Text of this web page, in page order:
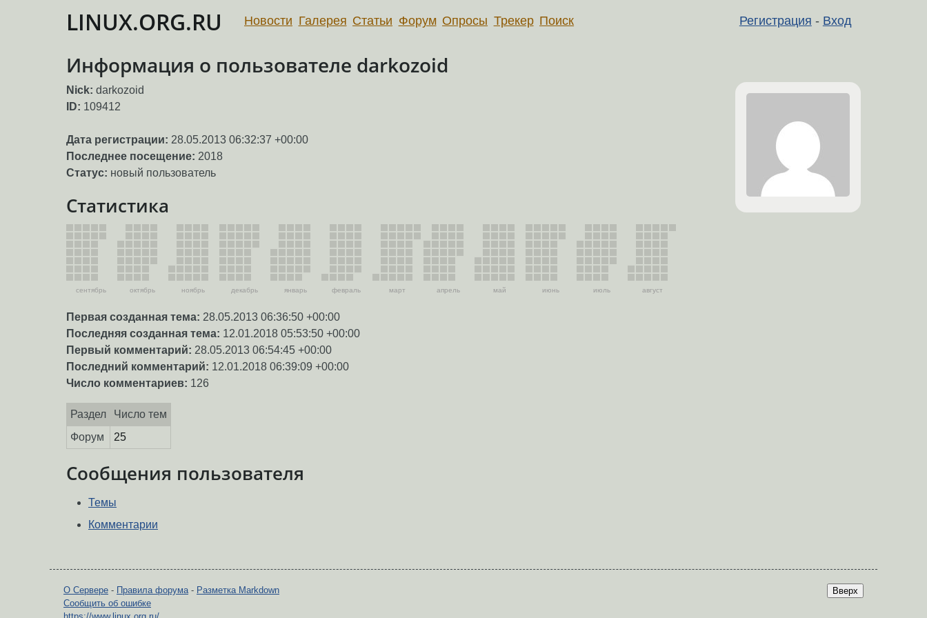
LINUX.ORG.RU Регистрация - Вход
Новости Галерея Статьи Форум Опросы Трекер Поиск
Информация о пользователе darkozoid
Nick: darkozoid
ID: 109412
Дата регистрации: 28.05.2013 06:32:37 +00:00
Последнее посещение: 2018
Статус: новый пользователь
Статистика
сентябрь октябрь ноябрь декабрь январь февраль март апрель май июнь июль август
Первая созданная тема: 28.05.2013 06:36:50 +00:00
Последняя созданная тема: 12.01.2018 05:53:50 +00:00
Первый комментарий: 28.05.2013 06:54:45 +00:00
Последний комментарий: 12.01.2018 06:39:09 +00:00
Число комментариев: 126
Раздел
Число тем
Форум
25
Сообщения пользователя
Темы
Комментарии
Вверх
О Сервере - Правила форума- Разметка Markdown
Сообщить об ошибке